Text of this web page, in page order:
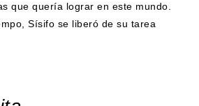
que quería lograr en este mundo.
Sísifo se liberó de su tarea